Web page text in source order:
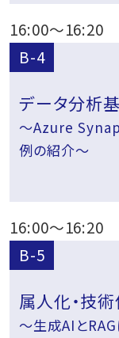
16:00～16:20
B-4
データ分析
～Azure
例の紹介～
16:00～16:20
B-5
属人化・技
～生成AIと